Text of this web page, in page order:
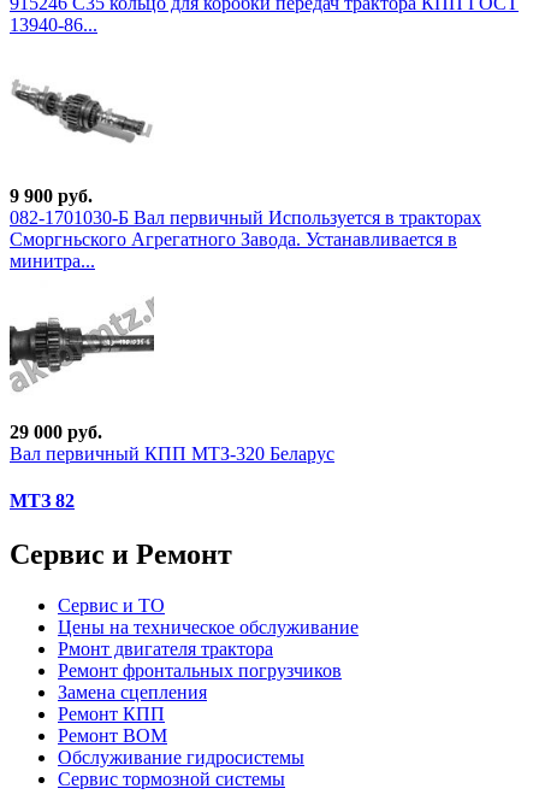
13940-86...
9 900 руб.
082-1701030-Б Вал первичный Используется в тракторах
Сморгньского Агрегатного Завода. Устанавливается в
минитра...
29 000 руб.
Вал первичный КПП МТЗ-320 Беларус
МТЗ 82
Сервис и Ремонт
Сервис и ТО
Цены на техническое обслуживание
Рмонт двигателя трактора
Ремонт фронтальных погрузчиков
Замена сцепления
Ремонт КПП
Ремонт ВОМ
Обслуживание гидросистемы
Сервис тормозной системы